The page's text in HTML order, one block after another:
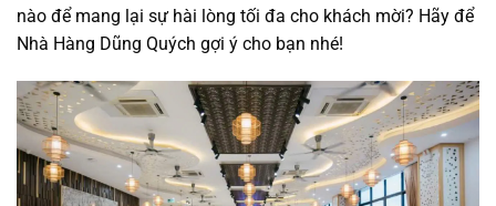
nào để mang lại sự hài lòng tối đa cho khách mời? Hãy để
Nhà Hàng Dũng Quých gợi ý cho bạn nhé!